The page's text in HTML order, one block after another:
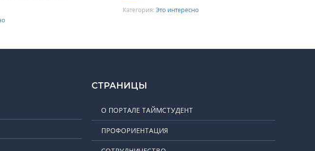
Категория: Это интересно
СТРАНИЦЫ
О ПОРТАЛЕ ТАЙМСТУДЕНТ
ПРОФОРИЕНТАЦИЯ